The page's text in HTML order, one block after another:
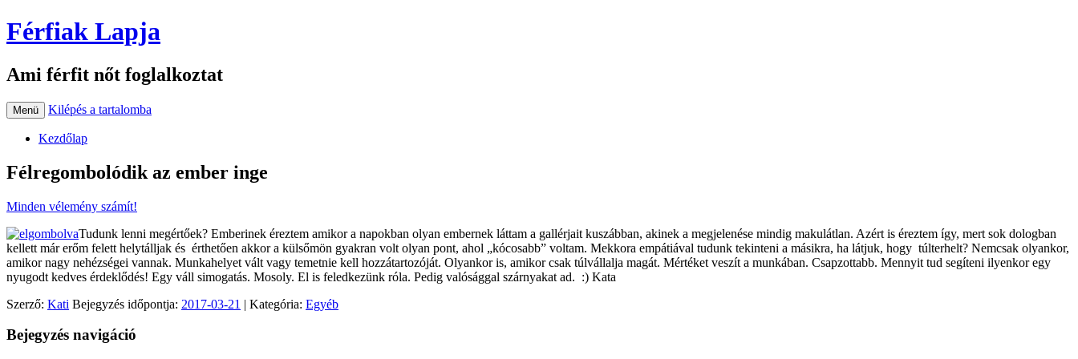
Férfiak Lapja
Ami férfit nőt foglalkoztat
Menü Kilépés a tartalomba
Kezdőlap
Félregombolódik az ember inge
Minden vélemény számít!
Tudunk lenni megértőek? Emberinek éreztem amikor a napokban olyan embernek láttam a gallérjait kuszábban, akinek a megjelenése mindig makulátlan. Azért is éreztem így, mert sok dologban
kellett már erőm felett helytálljak és érthetően akkor a külsőmön gyakran volt olyan pont, ahol „kócosabb” voltam. Mekkora empátiával tudunk tekinteni a másikra, ha látjuk, hogy túlterhelt? Nemcsak olyankor,
amikor nagy nehézségei vannak. Munkahelyet vált vagy temetnie kell hozzátartozóját. Olyankor is, amikor csak túlvállalja magát. Mértéket veszít a munkában. Csapzottabb. Mennyit tud segíteni ilyenkor egy
nyugodt kedves érdeklődés! Egy váll simogatás. Mosoly. El is feledkezünk róla. Pedig valósággal szárnyakat ad. :) Kata
Szerző: Kati Bejegyzés időpontja: 2017-03-21 | Kategória: Egyéb
Bejegyzés navigáció